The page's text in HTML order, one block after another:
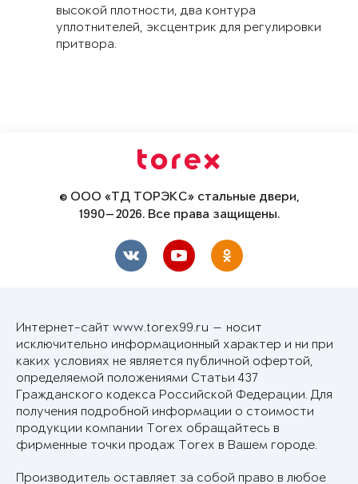
высокой плотности, два контура
уплотнителей, эксцентрик для регулировки
притвора.
© ООО «ТД ТОРЭКС» стальные двери,
1990—2026. Все права защищены.
Интернет-сайт www.torex99.ru — носит
исключительно информационный характер и ни при
каких условиях не является публичной офертой,
определяемой положениями Статьи 437
Гражданского кодекса Российской Федерации. Для
получения подробной информации о стоимости
продукции компании Torex обращайтесь в
фирменные точки продаж Torex в Вашем городе.
Производитель оставляет за собой право в любое